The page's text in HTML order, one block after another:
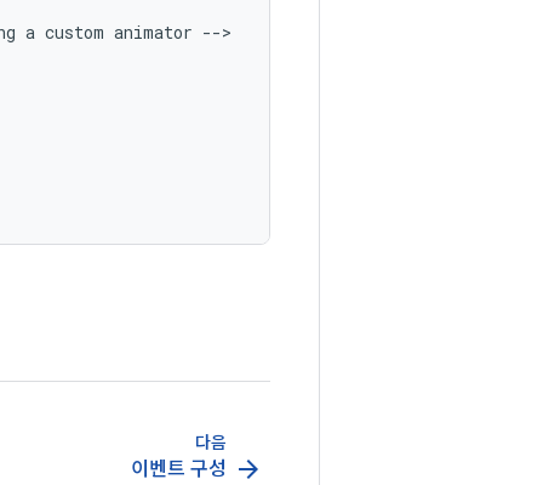
a custom animator
다음
이벤트 구성 arrow_forward